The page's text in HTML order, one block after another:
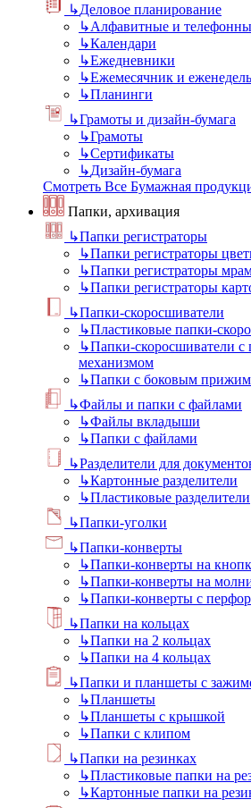
↳Деловое планирование
↳Алфавитные и
↳Календари
↳Ежедневники
↳Ежемесячник и
↳Планинги
↳Грамоты и дизайн-бумага
↳Грамоты
↳Сертификаты
↳Дизайн-бумага
Смотреть Все Бумажная
Папки, архивация
↳Папки регистраторы
↳Папки регистраторы
↳Папки регистраторы
↳Папки регистраторы
↳Папки-скоросшиватели
↳Пластиковые папки-
↳Папки-скоросшиватели
механизмом
↳Папки с боковым
↳Файлы и папки с файлами
↳Файлы вкладыши
↳Папки с файлами
↳Разделители для
↳Картонные разделители
↳Пластиковые разделители
↳Папки-уголки
↳Папки-конверты
↳Папки-конверты на
↳Папки-конверты на
↳Папки-конверты с
↳Папки на кольцах
↳Папки на 2 кольцах
↳Папки на 4 кольцах
↳Папки и планшеты с
↳Планшеты
↳Планшеты с крышкой
↳Папки с клипом
↳Папки на резинках
↳Пластиковые папки на
↳Картонные папки на